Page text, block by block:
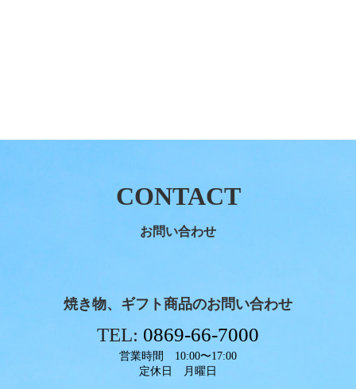
お問い合わせ
焼き物、ギフト商品のお問い合わせ
TEL: 0869-66-7000
営業時間 10:00〜17:00
定休日 月曜日